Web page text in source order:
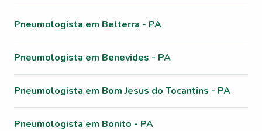
Pneumologista em Belterra - PA
Pneumologista em Benevides - PA
Pneumologista em Bom Jesus do Tocantins - PA
Pneumologista em Bonito - PA